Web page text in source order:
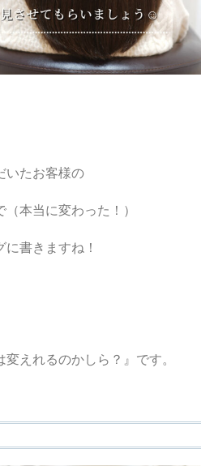
いたお客様の
本当に変わった！）
書きますね！
変えれるのかしら？』です。